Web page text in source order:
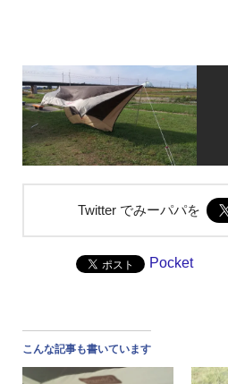
Twitter でみーパパを
Pocket
こんな記事も書いています